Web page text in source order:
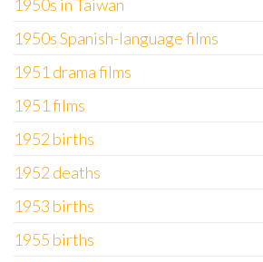
1950s in Taiwan
1950s Spanish-language films
1951 drama films
1951 films
1952 births
1952 deaths
1953 births
1955 births